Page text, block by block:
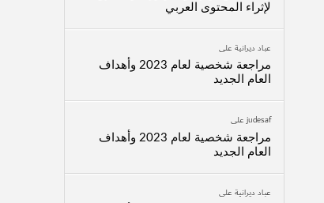
لإثراء المحتوى العربي
عباد ديرانية على
مراجعة شخصية لعام 2023 وأهداف
العام الجديد
judesaf على
مراجعة شخصية لعام 2023 وأهداف
العام الجديد
عباد ديرانية على